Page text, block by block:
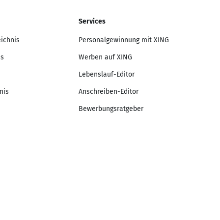
Services
Personalgewinnung mit XING
Werben auf XING
Lebenslauf-Editor
Anschreiben-Editor
Bewerbungsratgeber